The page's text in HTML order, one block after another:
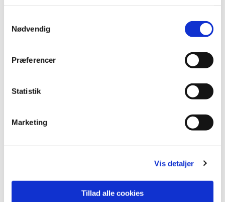
Nødvendig
Præferencer
Statistik
Marketing
Vis detaljer
Tillad alle cookies
er det tid for anlæg og renovering af gravsteder og
gravstedsafdelinger som ikke kunne anlægges på
grund af den hårde vinter. Inden Sankt Hans er det
også tid for klipning af løvfældende hække. Det er
Juli - september